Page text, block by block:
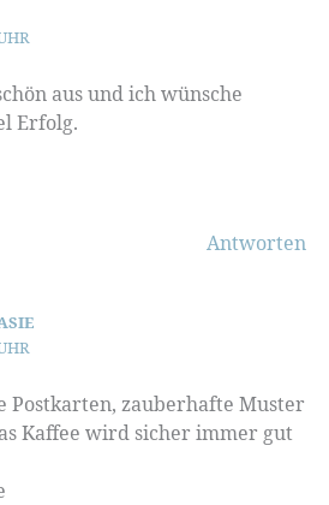
aus und ich wünsche
Erfolg.
Antworten
Postkarten, zauberhafte Muster
Kaffee wird sicher immer gut